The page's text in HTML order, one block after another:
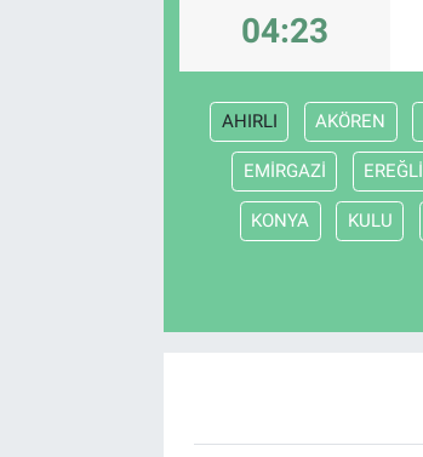
04:23
AHIRLI AKÖREN
EMİRGAZİ EREĞLİ
KONYA KULU